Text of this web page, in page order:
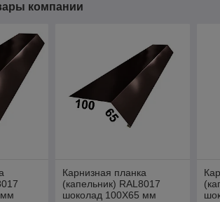
компании
Карнизная планка
(капельник) RAL8017
шоколад 100Х65 мм